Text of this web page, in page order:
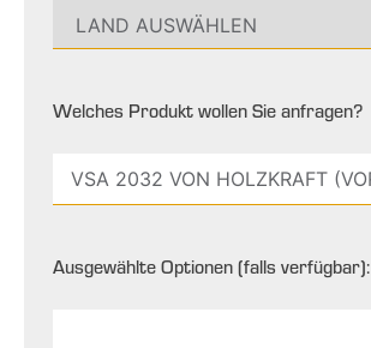
Welches Produkt wollen Sie anfragen?
Ausgewählte Optionen (falls verfügbar):